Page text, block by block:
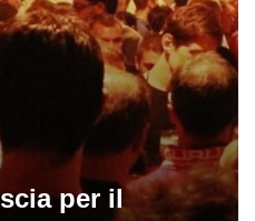
per il